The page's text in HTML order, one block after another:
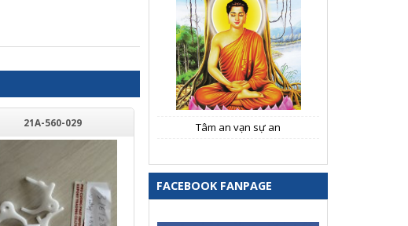
21A-560-029 Tâm an vạn sự an
FACEBOOK FANPAGE